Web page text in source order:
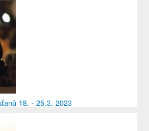
18. - 25.3. 2023